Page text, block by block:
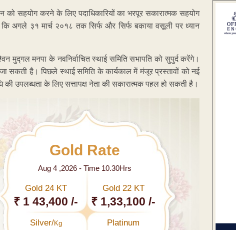
सहयोग करने के लिए पदाधिकारियों का भरपूर सकारात्मक सहयोग
कि अगले ३१ मार्च २०१८ तक सिर्फ और सिर्फ बकाया वसूली पर ध्यान
मुद्गल मनपा के नवनिर्वाचित स्थाई समिति सभापति को सुपुर्द करेंगे।
सकती है। पिछले स्थाई समिति के कार्यकाल में मंजूर प्रस्तावों को नई
की उपलब्धता के लिए सत्तापक्ष नेता की सकारात्मक पहल हो सकती है।
Gold Rate
Aug 4 ,2026 - Time 10.30Hrs
Gold 24 KT
₹ 1 43,400 /-
Gold 22 KT
₹ 1,33,100 /-
Silver/Kg Platinum